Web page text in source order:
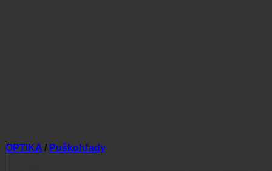
OPTIKA / Puškohľady